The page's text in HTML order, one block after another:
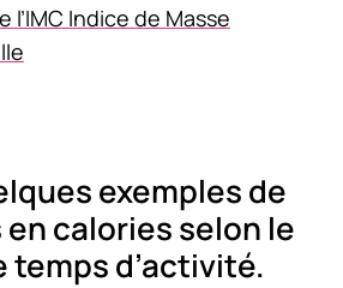
l’IMC Indice de Masse
exemples de
calories selon le
temps d’activité.